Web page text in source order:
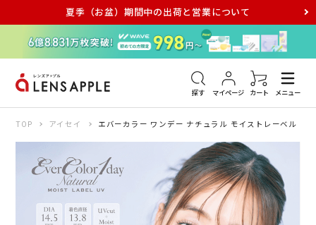
夏季（お盆）期間中の出荷と営業について
探す マイページ カート メニュー
アキュビュー メダリスト メガネ
TOP アイセイ エバーカラー ワンデー ナチュラル モイストレーベル UV